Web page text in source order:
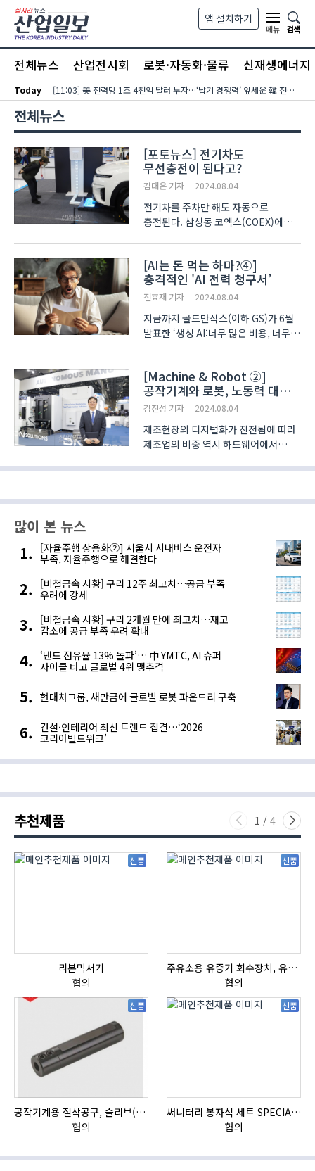
본문 바로가기
앱 설치하기
메뉴
검색
전체뉴스 산업전시회 로봇·자동화·물류 신재생에너지
Today [11:03] 美 전력망 1조 4천억 달러 투자…‘납기 경쟁력’ 앞세운 韓 전력기자재 수출 호조
전체뉴스
[포토뉴스] 전기차도
무선충전이 된다고?
김대은 기자 2024.08.04
전기차를 주차만 해도 자동으로
충전된다. 삼성동 코엑스(COEX)에서
솔루션이 출품됐다. ‘위츠(WiTS)’가
개발한 이 솔루션은 차량 하부에
장착하는 무선충전 수신부 코일
(RX/VA..
[AI는 돈 먹는 하마?④]
충격적인 'AI 전력 청구서’
전효재 기자 2024.08.04
지금까지 골드만삭스(이하 GS)가 6월
발표한 ‘생성 AI:너무 많은 비용, 너무
낙관론을 살펴봤다. 회의론자들은
빅테크 기업의 막대한 AI 투자가
수익으로 돌아오기 어려울 것이라..
[Machine & Robot ②]
공작기계와 로봇, 노동력 대체
넘어 데이터 매니지먼트로
김진성 기자 2024.08.04
제조현장의 디지털화가 진전됨에 따라
제조업의 비중 역시 하드웨어에서
있다. 이에 그동안 하드웨어 중심으로
소프트웨어를 개발해 제품에
많이 본 뉴스
[자율주행 상용화②] 서울시 시내버스 운전자
부족, 자율주행으로 해결한다
[비철금속 시황] 구리 12주 최고치…공급 부족
우려에 강세
[비철금속 시황] 구리 2개월 만에 최고치…재고
감소에 공급 부족 우려 확대
‘낸드 점유율 13% 돌파’… 中 YMTC, AI 슈퍼
사이클 타고 글로벌 4위 맹추격
현대차그룹, 새만금에 글로벌 로봇 파운드리 구축
건설·인테리어 최신 트렌드 집결…‘2026
코리아빌드위크’
추천제품 1 / 4
신품
리본믹서기
협의
신품
주유소용 유증기 회수장치, 유증기 회수장치, 방폭형, 방폭형 유증기 회수장치
협의
신품
공작기계용 절삭공구, 슬리브(SLEEVE)
협의
신품
써니터리 봉자석 세트 SPECIAL , 봉자석 , 자석봉 , 호퍼용자석 , 전자석
협의